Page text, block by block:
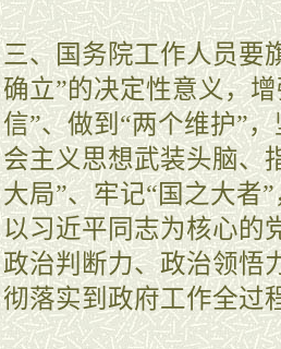
三、国务院工作人员要
确立”的决定性意义，
信”、做到“两个维护”
会主义思想武装头脑、
大局”、牢记“国之大者
以习近平同志为核心的
政治判断力、政治领悟
彻落实到政府工作全过